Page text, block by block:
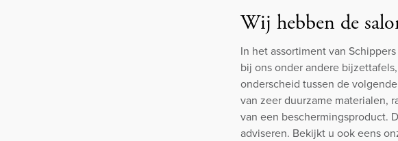
Wij hebben de
In het assortiment van
bij ons onder andere
onderscheid tussen de
van zeer duurzame materialen,
van een beschermingsproduct.
adviseren. Bekijkt u ook eens